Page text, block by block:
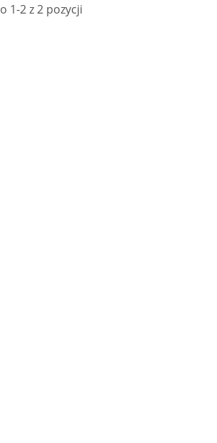
1-2 z 2 pozycji